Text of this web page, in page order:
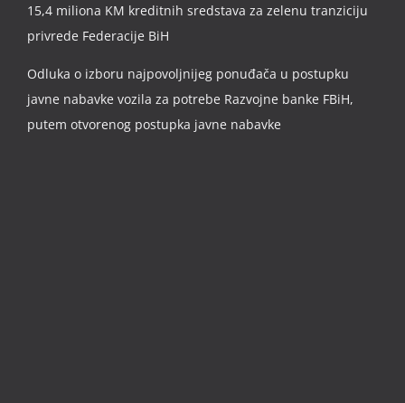
15,4 miliona KM kreditnih sredstava za zelenu tranziciju
privrede Federacije BiH
Odluka o izboru najpovoljnijeg ponuđača u postupku
javne nabavke vozila za potrebe Razvojne banke FBiH,
putem otvorenog postupka javne nabavke